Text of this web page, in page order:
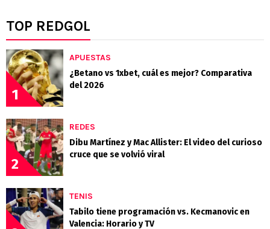
TOP REDGOL
1
APUESTAS
¿Betano vs 1xbet, cuál es mejor? Comparativa
del 2026
2
REDES
Dibu Martínez y Mac Allister: El video del curioso
cruce que se volvió viral
TENIS
Tabilo tiene programación vs. Kecmanovic en
Valencia: Horario y TV